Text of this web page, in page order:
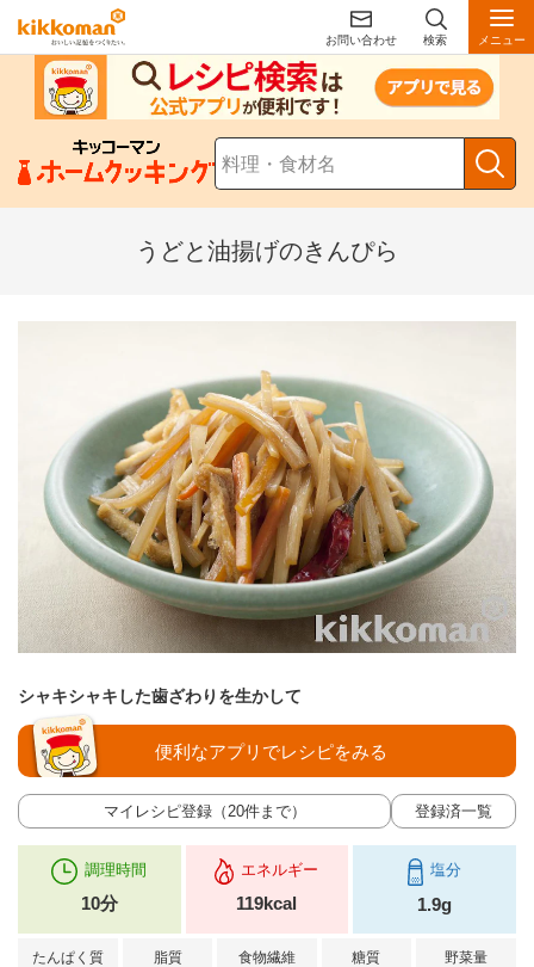
お問い合わせ 検索 メニュー
うどと油揚げのきんぴら
シャキシャキした歯ざわりを生かして
マイレシピ登録（20件まで） 登録済一覧
便利なアプリでレシピをみる
調理時間
10分
エネルギー
119kcal
塩分
1.9g
たんぱく質 脂質 食物繊維 糖質 野菜量